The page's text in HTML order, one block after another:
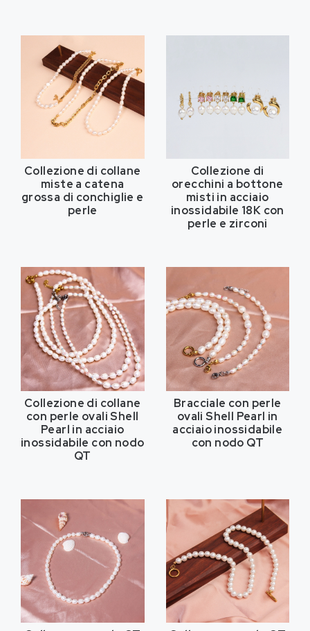
Collezione di collane
miste a catena
grossa di conchiglie e
perle
Collezione di
orecchini a bottone
misti in acciaio
inossidabile 18K con
perle e zirconi
Collezione di collane
con perle ovali Shell
Pearl in acciaio
inossidabile con nodo
QT
Bracciale con perle
ovali Shell Pearl in
acciaio inossidabile
con nodo QT